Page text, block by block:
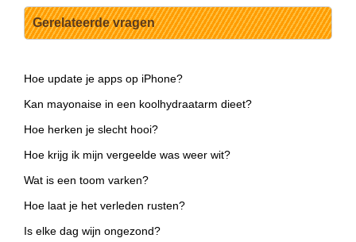
Gerelateerde vragen
Hoe update je apps op iPhone?
Kan mayonaise in een koolhydraatarm dieet?
Hoe herken je slecht hooi?
Hoe krijg ik mijn vergeelde was weer wit?
Wat is een toom varken?
Hoe laat je het verleden rusten?
Is elke dag wijn ongezond?